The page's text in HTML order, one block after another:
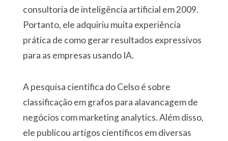
consultoria de inteligência artificial em 2009.
Portanto, ele adquiriu muita experiência
prática de como gerar resultados expressivos
para as empresas usando IA.
A pesquisa científica do Celso é sobre
classificação em grafos para alavancagem de
negócios com marketing analytics. Além disso,
ele publicou artigos científicos em diversas